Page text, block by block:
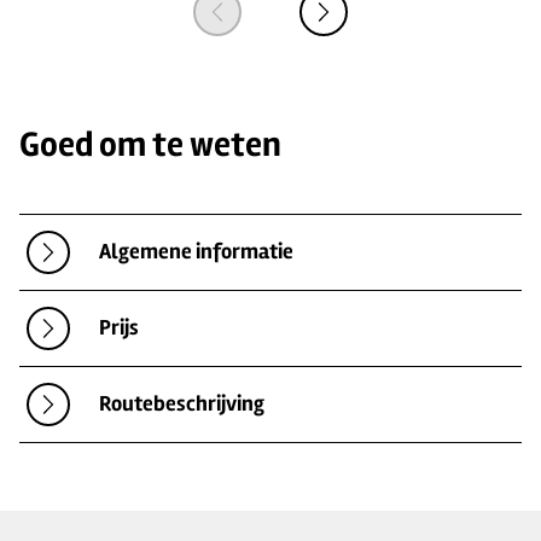
Goed om te weten
Algemene informatie
Prijs
Routebeschrijving